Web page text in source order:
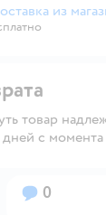
из
товар
с
Вопросов:
0